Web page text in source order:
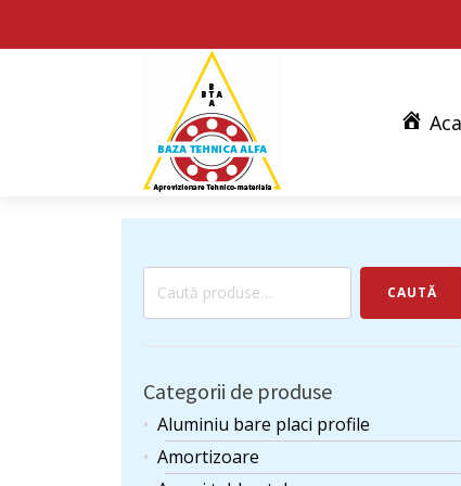
Caută
CAUTĂ
Categorii de produse
Aluminiu bare placi profile
Amortizoare